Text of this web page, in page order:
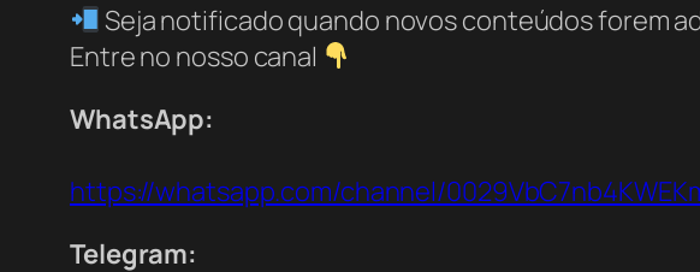
Seja notificado quando novos conteúdos forem
Entre no nosso canal
WhatsApp:
https://whatsapp.com/channel/
Telegram: